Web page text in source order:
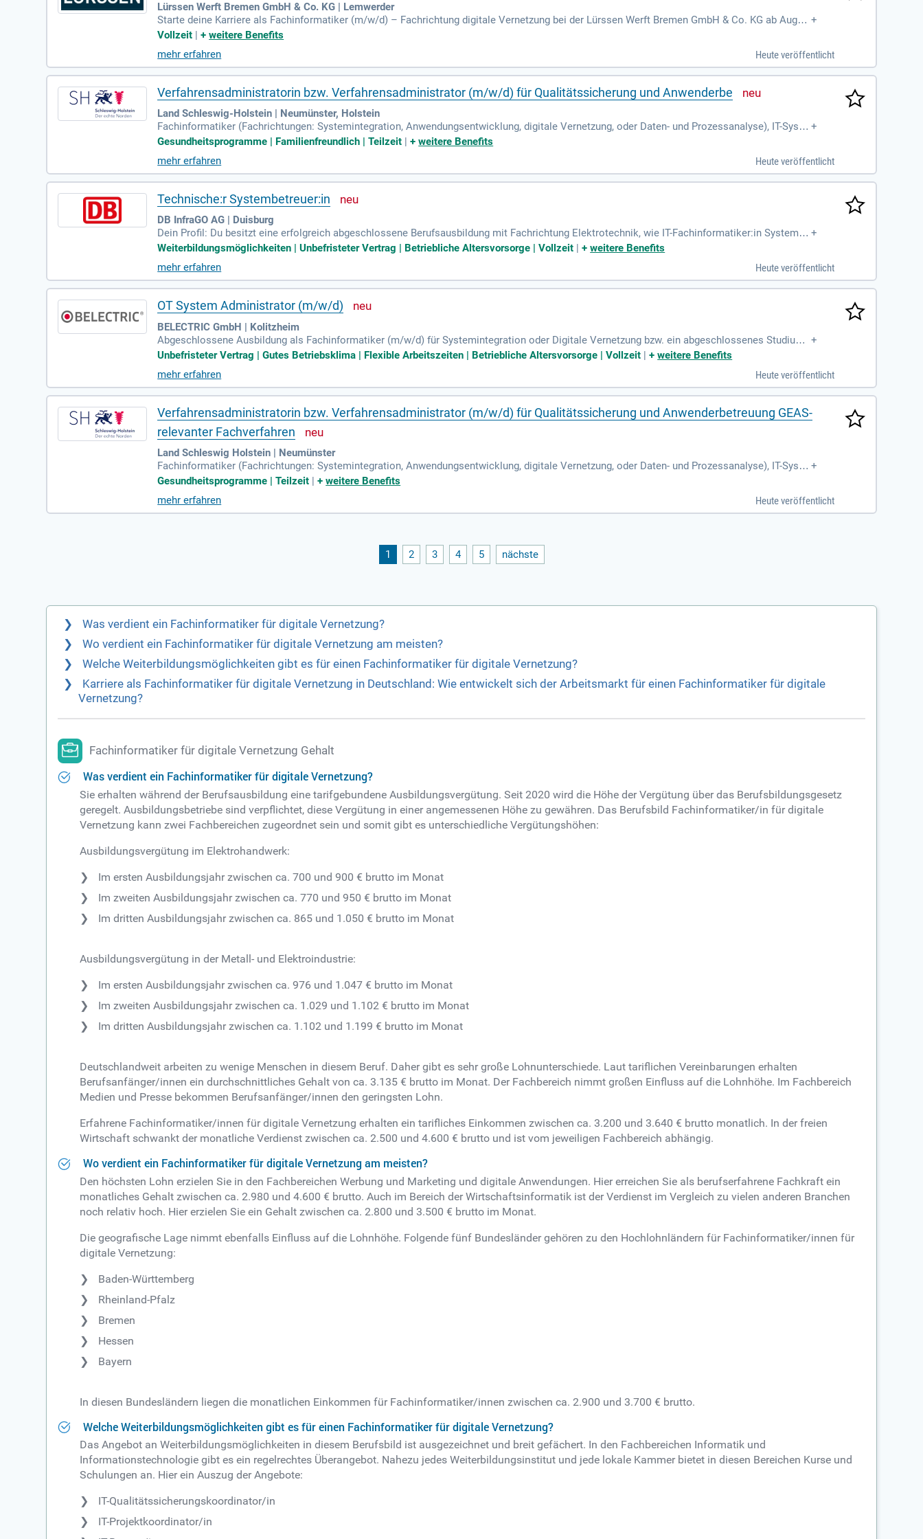
Lürssen Werft Bremen GmbH & Co. KG | Lemwerder
Starte deine Karriere als Fachinformatiker (m/w/d) – Fachrichtung digitale Vernetzung bei der Lürssen Werft Bremen GmbH & Co. KG ab Augus
t 2027 in Lemwerder. Seit über 150 Jahren sind wir ein familiengeführtes Unternehmen, das Tradition und Innovation vereint. Unser Wertekomp
work außergewöhnliche Produkte. Unsere Leidenschaft für den Schiffbau macht die Träume unserer Kunden wahr. Werde Teil unserer Crew und
entwickle digitale Lösungen für die Zukunft des Schiffbaus!
+
Vollzeit |+weitere Benefits
mehr erfahren
Heute veröffentlicht
Verfahrensadministratorin bzw. Verfahrensadministrator (m/w/d) für Qualitätssicherung und Anwenderbe
Land Schleswig-Holstein | Neumünster, Holstein
Fachinformatiker (Fachrichtungen: Systemintegration, Anwendungsentwicklung, digitale Vernetzung, oder Daten- und Prozessanalyse), IT-Syste
m-Kauffrau bzw.
+
Gesundheitsprogramme | Familienfreundlich | Teilzeit |+weitere Benefits
mehr erfahren
Heute veröffentlicht
Technische:r Systembetreuer:in
DB InfraGO AG | Duisburg
Dein Profil: Du besitzt eine erfolgreich abgeschlossene Berufsausbildung mit Fachrichtung Elektrotechnik, wie IT-Fachinformatiker:in Systemint
egration / Digitale Vernetzung oder IT-System-Elektroniker:in; Alternativ bist du Signalmechaniker:in oder IHK-Meister
+
Weiterbildungsmöglichkeiten | Unbefristeter Vertrag | Betriebliche Altersvorsorge | Vollzeit |+weitere Benefits
mehr erfahren
Heute veröffentlicht
OT System Administrator (m/w/d)
BELECTRIC GmbH | Kolitzheim
Abgeschlossene Ausbildung als Fachinformatiker (m/w/d) für Systemintegration oder Digitale Vernetzung bzw. ein abgeschlossenes Studium i
n (Wirtschafts-Informatik, Mathematik oder eine vergleichbare Qualifikation; Must-Have: Erste Berufserfahrung in vergleichbarer
+
Unbefristeter Vertrag | Gutes Betriebsklima | Flexible Arbeitszeiten | Betriebliche Altersvorsorge | Vollzeit |+weitere Benefits
mehr erfahren
Heute veröffentlicht
Verfahrensadministratorin bzw. Verfahrensadministrator (m/w/d) für Qualitätssicherung und Anwenderbetreuung GEAS-
relevanter Fachverfahren
Land Schleswig Holstein | Neumünster
Fachinformatiker (Fachrichtungen: Systemintegration, Anwendungsentwicklung, digitale Vernetzung, oder Daten- und Prozessanalyse), IT-Syste
m-Kauffrau bzw.
+
Gesundheitsprogramme | Teilzeit |+weitere Benefits
mehr erfahren
Heute veröffentlicht
1 2 3 4 5 nächste
Was verdient ein Fachinformatiker für digitale Vernetzung?
Wo verdient ein Fachinformatiker für digitale Vernetzung am meisten?
Welche Weiterbildungsmöglichkeiten gibt es für einen Fachinformatiker für digitale Vernetzung?
Karriere als Fachinformatiker für digitale Vernetzung in Deutschland: Wie entwickelt sich der Arbeitsmarkt für einen Fachinformatiker für digitale
Vernetzung?
Fachinformatiker für digitale Vernetzung Gehalt
Was verdient ein Fachinformatiker für digitale Vernetzung?
Sie erhalten während der Berufsausbildung eine tarifgebundene Ausbildungsvergütung. Seit 2020 wird die Höhe der Vergütung über das Berufsbildungsgesetz
geregelt. Ausbildungsbetriebe sind verpflichtet, diese Vergütung in einer angemessenen Höhe zu gewähren. Das Berufsbild Fachinformatiker/in für digitale
Vernetzung kann zwei Fachbereichen zugeordnet sein und somit gibt es unterschiedliche Vergütungshöhen:
Ausbildungsvergütung im Elektrohandwerk:
Im ersten Ausbildungsjahr zwischen ca. 700 und 900 € brutto im Monat
Im zweiten Ausbildungsjahr zwischen ca. 770 und 950 € brutto im Monat
Im dritten Ausbildungsjahr zwischen ca. 865 und 1.050 € brutto im Monat
Ausbildungsvergütung in der Metall- und Elektroindustrie:
Im ersten Ausbildungsjahr zwischen ca. 976 und 1.047 € brutto im Monat
Im zweiten Ausbildungsjahr zwischen ca. 1.029 und 1.102 € brutto im Monat
Im dritten Ausbildungsjahr zwischen ca. 1.102 und 1.199 € brutto im Monat
Deutschlandweit arbeiten zu wenige Menschen in diesem Beruf. Daher gibt es sehr große Lohnunterschiede. Laut tariflichen Vereinbarungen erhalten
Berufsanfänger/innen ein durchschnittliches Gehalt von ca. 3.135 € brutto im Monat. Der Fachbereich nimmt großen Einfluss auf die Lohnhöhe. Im Fachbereich
Medien und Presse bekommen Berufsanfänger/innen den geringsten Lohn.
Erfahrene Fachinformatiker/innen für digitale Vernetzung erhalten ein tarifliches Einkommen zwischen ca. 3.200 und 3.640 € brutto monatlich. In der freien
Wirtschaft schwankt der monatliche Verdienst zwischen ca. 2.500 und 4.600 € brutto und ist vom jeweiligen Fachbereich abhängig.
Wo verdient ein Fachinformatiker für digitale Vernetzung am meisten?
Den höchsten Lohn erzielen Sie in den Fachbereichen Werbung und Marketing und digitale Anwendungen. Hier erreichen Sie als berufserfahrene Fachkraft ein
monatliches Gehalt zwischen ca. 2.980 und 4.600 € brutto. Auch im Bereich der Wirtschaftsinformatik ist der Verdienst im Vergleich zu vielen anderen Branchen
noch relativ hoch. Hier erzielen Sie ein Gehalt zwischen ca. 2.800 und 3.500 € brutto im Monat.
Die geografische Lage nimmt ebenfalls Einfluss auf die Lohnhöhe. Folgende fünf Bundesländer gehören zu den Hochlohnländern für Fachinformatiker/innen für
digitale Vernetzung:
Baden-Württemberg
Rheinland-Pfalz
Bremen
Hessen
Bayern
In diesen Bundesländern liegen die monatlichen Einkommen für Fachinformatiker/innen zwischen ca. 2.900 und 3.700 € brutto.
Welche Weiterbildungsmöglichkeiten gibt es für einen Fachinformatiker für digitale Vernetzung?
Das Angebot an Weiterbildungsmöglichkeiten in diesem Berufsbild ist ausgezeichnet und breit gefächert. In den Fachbereichen Informatik und
Informationstechnologie gibt es ein regelrechtes Überangebot. Nahezu jedes Weiterbildungsinstitut und jede lokale Kammer bietet in diesen Bereichen Kurse und
Schulungen an. Hier ein Auszug der Angebote:
IT-Qualitätssicherungskoordinator/in
IT-Projektkoordinator/in